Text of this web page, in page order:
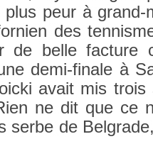
peur à grand-
des
de belle fac­ture
demi-finale à
avait mis trois
ne dit que ce
serbe de